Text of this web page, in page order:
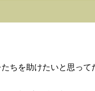
ちを助けたいと思って